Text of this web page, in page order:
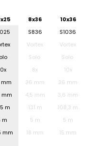
8x36
10x36
S836
S1036
Vortex
Vortex
Solo
Solo
8x
10x
mm 36 mm
36 mm
mm 4,5 mm
3,6 mm
m 131 m
108,3 m
m 5 m
5 m
mm 18 mm 15 mm